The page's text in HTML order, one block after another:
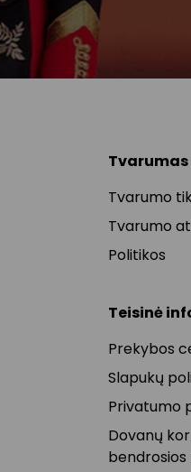
Tvarumas
Tvarumo
Tvarumo
Politikos
Teisinė
Prekybos
Slapukų
Privatumo
Dovanų
bendrosios